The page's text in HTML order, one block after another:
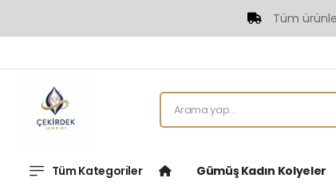
Tüm ürünlerde
Tüm Kategoriler Gümüş Kadın Kolyeler